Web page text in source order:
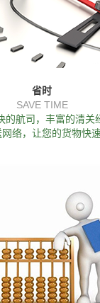
省时
SAVE TIME
的航司，丰富的清关
网络，让您的货物快